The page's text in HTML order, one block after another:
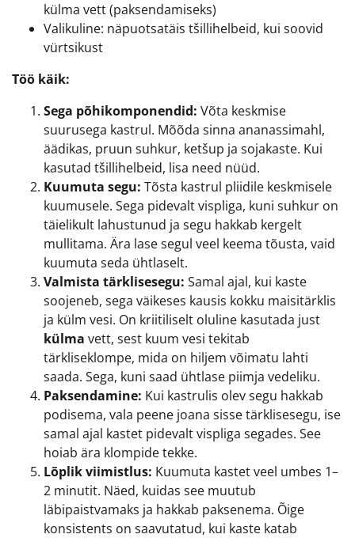
külma vett (paksendamiseks)
Valikuline: näpuotsatäis tšillihelbeid, kui soovid
vürtsikust
Töö käik:
Sega põhikomponendid: Võta keskmise
suurusega kastrul. Mõõda sinna ananassimahl,
äädikas, pruun suhkur, ketšup ja sojakaste. Kui
kasutad tšillihelbeid, lisa need nüüd.
Kuumuta segu: Tõsta kastrul pliidile keskmisele
kuumusele. Sega pidevalt vispliga, kuni suhkur on
täielikult lahustunud ja segu hakkab kergelt
mullitama. Ära lase segul veel keema tõusta, vaid
kuumuta seda ühtlaselt.
Valmista tärklisesegu: Samal ajal, kui kaste
soojeneb, sega väikeses kausis kokku maisitärklis
ja külm vesi. On kriitiliselt oluline kasutada just
külma vett, sest kuum vesi tekitab
tärkliseklompe, mida on hiljem võimatu lahti
saada. Sega, kuni saad ühtlase piimja vedeliku.
Paksendamine: Kui kastrulis olev segu hakkab
podisema, vala peene joana sisse tärklisesegu, ise
samal ajal kastet pidevalt vispliga segades. See
hoiab ära klompide tekke.
Lõplik viimistlus: Kuumuta kastet veel umbes 1–
2 minutit. Näed, kuidas see muutub
läbipaistvamaks ja hakkab paksenema. Õige
konsistents on saavutatud, kui kaste katab